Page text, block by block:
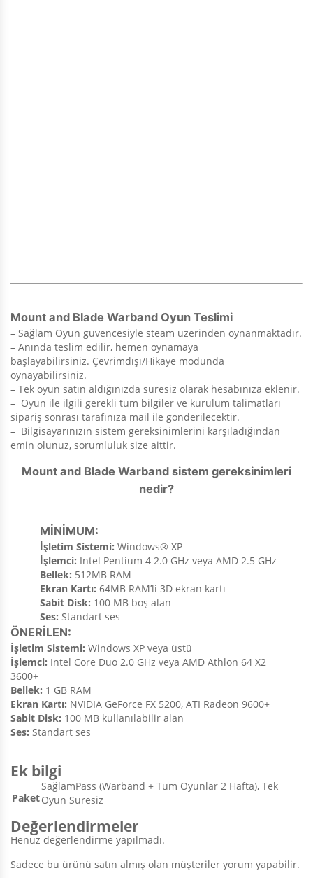
Mount and Blade Warband Oyun Teslimi
– Sağlam Oyun güvencesiyle steam üzerinden oynanmaktadır.
– Anında teslim edilir, hemen oynamaya
başlayabilirsiniz. Çevrimdışı/Hikaye modunda
oynayabilirsiniz.
– Tek oyun satın aldığınızda süresiz olarak hesabınıza eklenir.
– Oyun ile ilgili gerekli tüm bilgiler ve kurulum talimatları
sipariş sonrası tarafınıza mail ile gönderilecektir.
– Bilgisayarınızın sistem gereksinimlerini karşıladığından
emin olunuz, sorumluluk size aittir.
Mount and Blade Warband sistem gereksinimleri
nedir?
MİNİMUM:
İşletim Sistemi: Windows® XP
İşlemci: Intel Pentium 4 2.0 GHz veya AMD 2.5 GHz
Bellek: 512MB RAM
Ekran Kartı: 64MB RAM’li 3D ekran kartı
Sabit Disk: 100 MB boş alan
Ses: Standart ses
ÖNERİLEN:
İşletim Sistemi: Windows XP veya üstü
İşlemci: Intel Core Duo 2.0 GHz veya AMD Athlon 64 X2
3600+
Bellek: 1 GB RAM
Ekran Kartı: NVIDIA GeForce FX 5200, ATI Radeon 9600+
Sabit Disk: 100 MB kullanılabilir alan
Ses: Standart ses
Ek bilgi
Paket
SağlamPass (Warband + Tüm Oyunlar 2 Hafta), Tek
Oyun Süresiz
Değerlendirmeler
Henüz değerlendirme yapılmadı.
Sadece bu ürünü satın almış olan müşteriler yorum yapabilir.